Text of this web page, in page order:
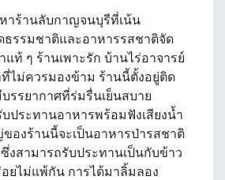
าร้านลับกาญจนบุรีที่เน้น
ธรรมชาติและอาหารรสชาติจัด
ท้ ๆ ร้านเพาะรัก บ้านไร่อาจารย์
ไม่ควรมองข้าม ร้านนี้ตั้งอยู่ติด
รรยากาศที่ร่มรื่นเย็นสบาย
ประทานอาหารพร้อมฟังเสียงน้ำ
องร้านนี้จะเป็นอาหารป่ารสชาติ
ซึ่งสามารถรับประทานเป็นกับข้าว
ยไม่แพ้กัน การได้มาลิ้มลอง